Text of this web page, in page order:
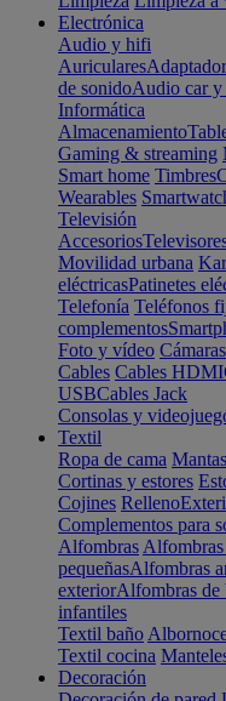
Electrónica
Audio y hifi
Auriculares
de sonidoAudio car y
Informática
Almacenamiento
Gaming & streaming
Smart home Timbres
Wearables
Televisión
Accesorios
Movilidad urbana
eléctricasPatinetes
Telefonía Teléfonos
complementos
Foto y vídeo
Cables Cables HDMI
USBCables Jack
Consolas y
Textil
Ropa de cama Mantas
Cortinas y estores
Cojines Relleno
Complementos para
Alfombras
pequeñasAlfombras
exteriorAlfombras de
infantiles
Textil baño
Textil cocina
Decoración